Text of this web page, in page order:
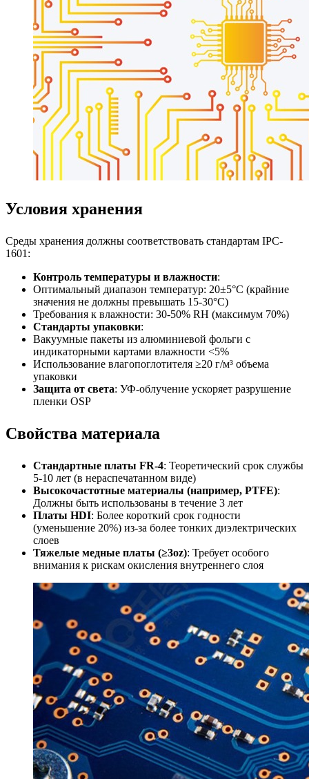
Условия хранения
Среды хранения должны соответствовать стандартам IPC-
1601:
Контроль температуры и влажности:
Оптимальный диапазон температур: 20±5°C (крайние
значения не должны превышать 15-30°C)
Требования к влажности: 30-50% RH (максимум 70%)
Стандарты упаковки:
Вакуумные пакеты из алюминиевой фольги с
индикаторными картами влажности <5%
Использование влагопоглотителя ≥20 г/м³ объема
упаковки
Защита от света: УФ-облучение ускоряет разрушение
пленки OSP
Свойства материала
Стандартные платы FR-4: Теоретический срок службы
5-10 лет (в нераспечатанном виде)
Высокочастотные материалы (например, PTFE):
Должны быть использованы в течение 3 лет
Платы HDI: Более короткий срок годности
(уменьшение 20%) из-за более тонких диэлектрических
слоев
Тяжелые медные платы (≥3oz): Требует особого
внимания к рискам окисления внутреннего слоя